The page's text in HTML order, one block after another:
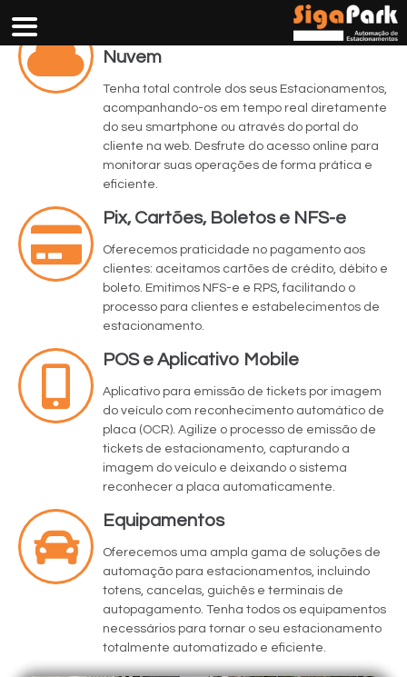
Gestão de Estacionamento pela
Nuvem
Tenha total controle dos seus Estacionamentos,
acompanhando-os em tempo real diretamente
do seu smartphone ou através do portal do
cliente na web. Desfrute do acesso online para
monitorar suas operações de forma prática e
eficiente.
Pix, Cartões, Boletos e NFS-e
Oferecemos praticidade no pagamento aos
clientes: aceitamos cartões de crédito, débito e
boleto. Emitimos NFS-e e RPS, facilitando o
processo para clientes e estabelecimentos de
estacionamento.
POS e Aplicativo Mobile
Aplicativo para emissão de tickets por imagem
do veículo com reconhecimento automático de
placa (OCR). Agilize o processo de emissão de
tickets de estacionamento, capturando a
imagem do veículo e deixando o sistema
reconhecer a placa automaticamente.
Equipamentos
Oferecemos uma ampla gama de soluções de
automação para estacionamentos, incluindo
totens, cancelas, guichês e terminais de
autopagamento. Tenha todos os equipamentos
necessários para tornar o seu estacionamento
totalmente automatizado e eficiente.